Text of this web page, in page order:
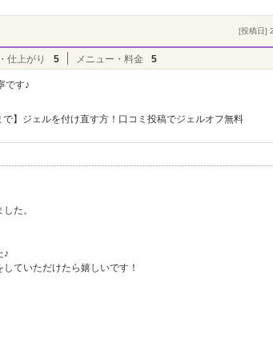
[投稿日]
仕上がり 5 メニュー・料金 5
です♪
】ジェルを付け直す方！口コミ投稿でジェルオフ無料
た。
♪
ていただけたら嬉しいです！